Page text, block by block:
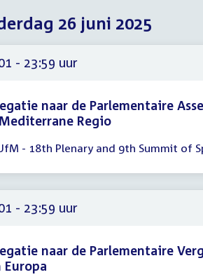
juni
juni
2025
26 juni 2025
- 23:59 uur
naar de Parlementaire
Regio
- 18th Plenary and 9th Summit of
- 23:59 uur
naar de Parlementaire
Europa